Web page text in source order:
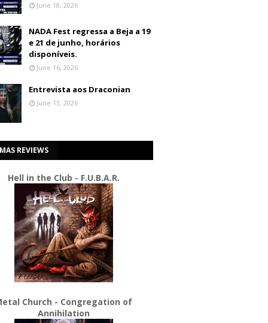
June 18, 2026
NADA Fest regressa a Beja a 19
e 21 de junho, horários
disponíveis.
June 16, 2026
Entrevista aos Draconian
June 13, 2026
REVIEWS
Hell in the Club - F.U.B.A.R.
Church - Congregation of
Annihilation